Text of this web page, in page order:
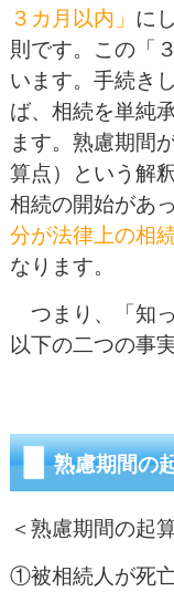
３カ月以内」 に
則です。この「
います。手続き
ば、相続を単純
ます。熟慮期間
算点）という解
相続の開始があ
分が法律上の相
なります。
つまり、「知
以下の二つの事
熟慮期間の
＜熟慮期間の起
①被相続人が死